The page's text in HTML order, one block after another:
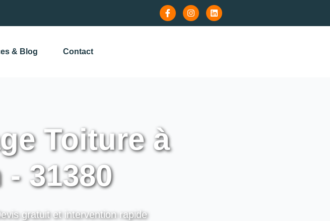
& Blog Contact
Toiture à
31380
gratuit et intervention rapide